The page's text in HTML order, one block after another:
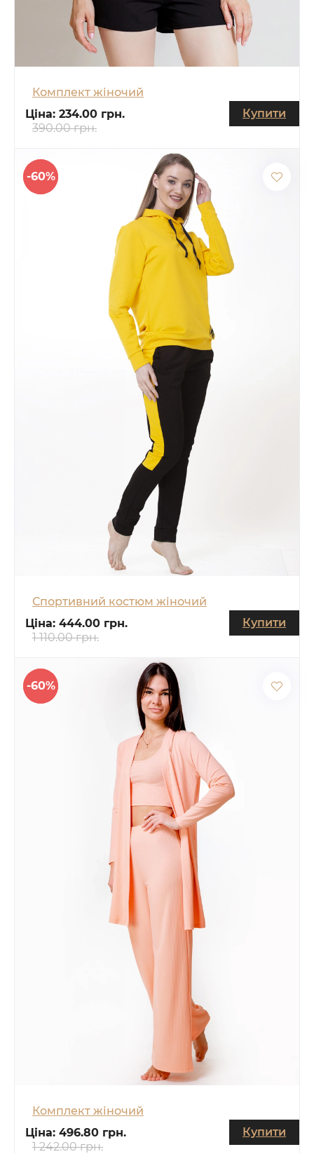
Комплект жіночий
Ціна: 234.00 грн.
390.00 грн.
Купити
-60%
Спортивний костюм жіночий
Ціна: 444.00 грн.
1 110.00 грн.
Купити
-60%
Комплект жіночий
Ціна: 496.80 грн.
1 242.00 грн.
Купити